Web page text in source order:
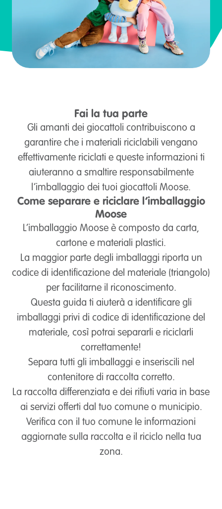
Fai la tua parte
Gli amanti dei giocattoli contribuiscono a
garantire che i materiali riciclabili vengano
effettivamente riciclati e queste informazioni ti
aiuteranno a smaltire responsabilmente
l’imballaggio dei tuoi giocattoli Moose.
Come separare e riciclare l’imballaggio
Moose
L’imballaggio Moose è composto da carta,
cartone e materiali plastici.
La maggior parte degli imballaggi riporta un
codice di identificazione del materiale (triangolo)
per facilitarne il riconoscimento.
Questa guida ti aiuterà a identificare gli
imballaggi privi di codice di identificazione del
materiale, così potrai separarli e riciclarli
correttamente!
Separa tutti gli imballaggi e inseriscili nel
contenitore di raccolta corretto.
La raccolta differenziata e dei rifiuti varia in base
ai servizi offerti dal tuo comune o municipio.
Verifica con il tuo comune le informazioni
aggiornate sulla raccolta e il riciclo nella tua
zona.